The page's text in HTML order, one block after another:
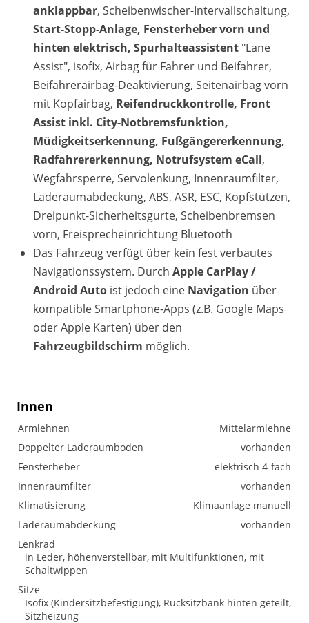
anklappbar, Scheibenwischer-Intervallschaltung,
Start-Stopp-Anlage, Fensterheber vorn und
hinten elektrisch, Spurhalteassistent "Lane
Assist", isofix, Airbag für Fahrer und Beifahrer,
Beifahrerairbag-Deaktivierung, Seitenairbag vorn
mit Kopfairbag, Reifendruckkontrolle, Front
Assist inkl. City-Notbremsfunktion,
Müdigkeitserkennung, Fußgängererkennung,
Radfahrererkennung, Notrufsystem eCall,
Wegfahrsperre, Servolenkung, Innenraumfilter,
Laderaumabdeckung, ABS, ASR, ESC, Kopfstützen,
Dreipunkt-Sicherheitsgurte, Scheibenbremsen
vorn, Freisprecheinrichtung Bluetooth
Das Fahrzeug verfügt über kein fest verbautes
Navigationssystem. Durch Apple CarPlay /
Android Auto ist jedoch eine Navigation über
kompatible Smartphone-Apps (z.B. Google Maps
oder Apple Karten) über den
Fahrzeugbildschirm möglich.
Innen
Armlehnen
Mittelarmlehne
Doppelter Laderaumboden
vorhanden
Fensterheber
elektrisch 4-fach
Innenraumfilter
vorhanden
Klimatisierung
Klimaanlage manuell
Laderaumabdeckung
vorhanden
Lenkrad
in Leder, höhenverstellbar, mit Multifunktionen, mit
Schaltwippen
Sitze
Isofix (Kindersitzbefestigung), Rücksitzbank hinten geteilt,
Sitzheizung